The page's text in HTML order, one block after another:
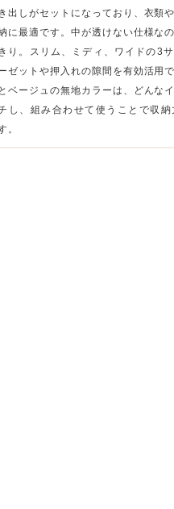
き出しがセットになっており、衣類
に最適です。中が透けない仕様な
きり。スリム、ミディ、ワイドの3
ゼットや押入れの隙間を有効活用
とベージュの無地カラーは、どんな
し、組み合わせて使うことで収納
。